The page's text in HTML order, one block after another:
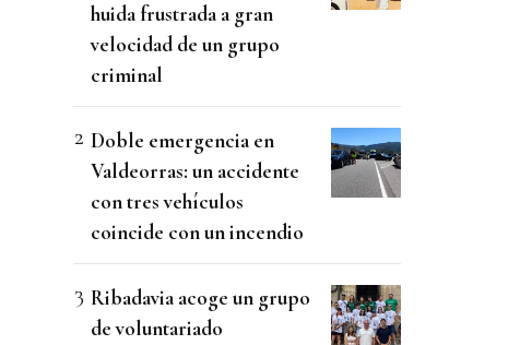
huida frustrada a gran
velocidad de un grupo
criminal
Doble emergencia en
Valdeorras: un accidente
con tres vehículos
coincide con un incendio
Ribadavia acoge un grupo
de voluntariado